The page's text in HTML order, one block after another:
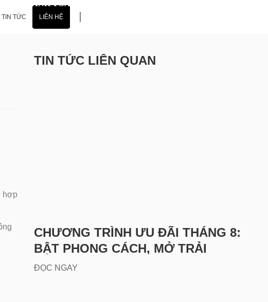
TIN TỨC LIÊN HỆ
THANH TOÁN
hợp
TIN TỨC LIÊN QUAN
CHƯƠNG TRÌNH ƯU ĐÃI THÁNG 8:
BẬT PHONG CÁCH, MỞ TRẢI
NGHIỆM CÙNG GEELY VIỆT NAM
ĐỌC NGAY